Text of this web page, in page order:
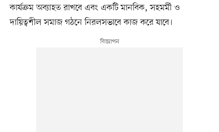
কার্যক্রম অব্যাহত রাখবে এবং একটি মানবিক, সহমর্মী ও
দায়িত্বশীল সমাজ গঠনে নিরলসভাবে কাজ করে যাবে।